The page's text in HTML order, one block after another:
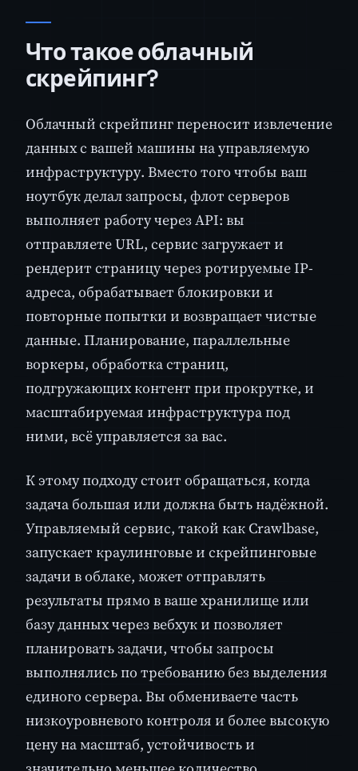
Что такое облачный
скрейпинг?
Облачный скрейпинг переносит извлечение
данных с вашей машины на управляемую
инфраструктуру. Вместо того чтобы ваш
ноутбук делал запросы, флот серверов
выполняет работу через API: вы
отправляете URL, сервис загружает и
рендерит страницу через ротируемые IP-
адреса, обрабатывает блокировки и
повторные попытки и возвращает чистые
данные. Планирование, параллельные
воркеры, обработка страниц,
подгружающих контент при прокрутке, и
масштабируемая инфраструктура под
ними, всё управляется за вас.
К этому подходу стоит обращаться, когда
задача большая или должна быть надёжной.
Управляемый сервис, такой как Crawlbase,
запускает краулинговые и скрейпинговые
задачи в облаке, может отправлять
результаты прямо в ваше хранилище или
базу данных через вебхук и позволяет
планировать задачи, чтобы запросы
выполнялись по требованию без выделения
единого сервера. Вы обмениваете часть
низкоуровневого контроля и более высокую
цену на масштаб, устойчивость и